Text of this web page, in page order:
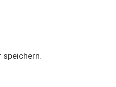
speichern.